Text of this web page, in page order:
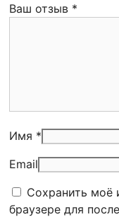
Ваш отзыв *
Имя *
Email
Сохранить моё
браузере для